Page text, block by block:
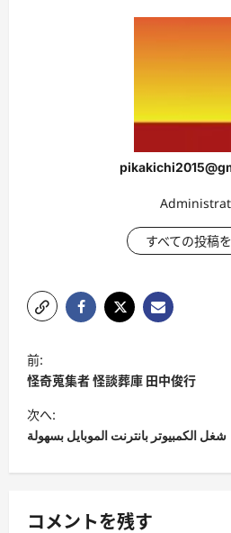
すべての投稿
投
稿
ナ
ビ
シ
前:
怪奇蒐集者 怪談葬庫 田中俊行
次へ:
شغل الكمبيوتر بانترنت الموبايل بسهولة
コメントを残す